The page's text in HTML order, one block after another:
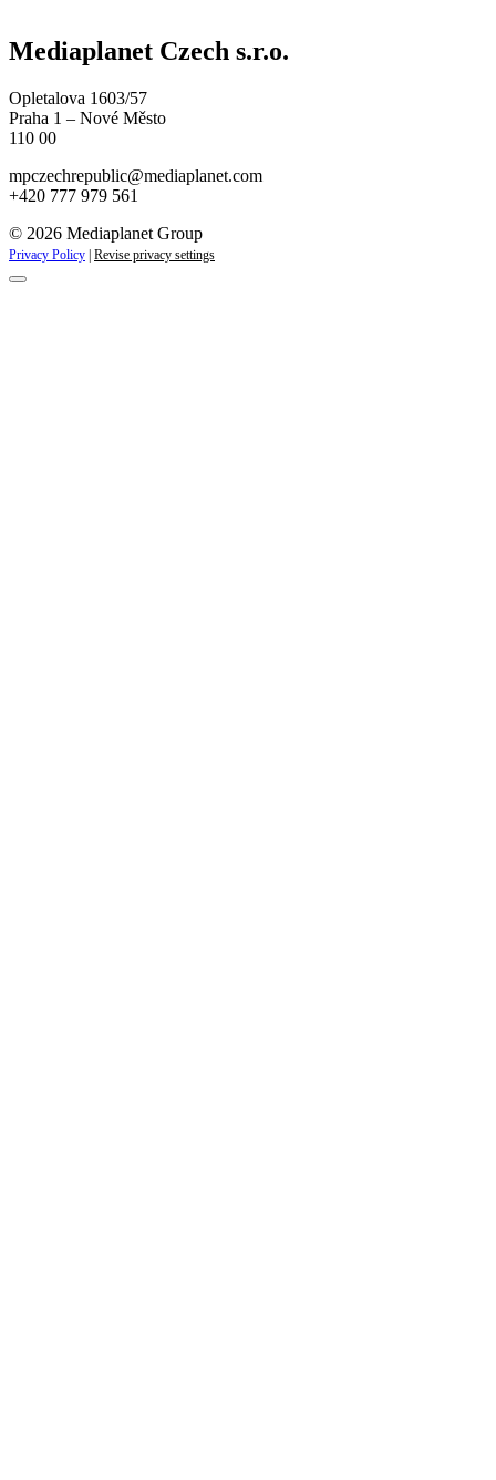
Mediaplanet Czech s.r.o.
Opletalova 1603/57
Praha 1 – Nové Město
110 00
mpczechrepublic@mediaplanet.com
+420 777 979 561
© 2026 Mediaplanet Group
Privacy Policy | Revise privacy settings